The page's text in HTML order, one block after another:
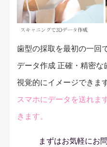
歯型の採取を最初の一回
データ作成 正確・精密
視覚的にイメージできます
スマホにデータを送れま
きます。
まずはお気軽にお